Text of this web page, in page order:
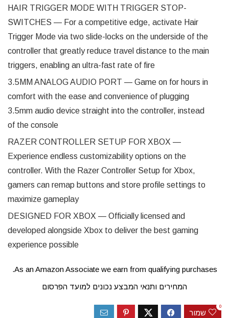
HAIR TRIGGER MODE WITH TRIGGER STOP-
SWITCHES — For a competitive edge, activate Hair
Trigger Mode via two slide-locks on the underside of the
controller that greatly reduce travel distance to the main
triggers, enabling an ultra-fast rate of fire
3.5MM ANALOG AUDIO PORT — Game on for hours in
comfort with the ease and convenience of plugging
3.5mm audio device straight into the controller, instead
of the console
RAZER CONTROLLER SETUP FOR XBOX —
Experience endless customizability options on the
controller. With the Razer Controller Setup for Xbox,
gamers can remap buttons and store profile settings to
maximize gameplay
DESIGNED FOR XBOX — Officially licensed and
developed alongside Xbox to deliver the best gaming
experience possible
As an Amazon Associate we earn from qualifying purchases.
המחירים ותנאי המבצע נכונים למועד הפרסום
שמור
0